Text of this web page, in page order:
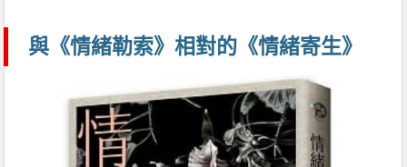
與《情緒勒索》相對的《情緒寄生》